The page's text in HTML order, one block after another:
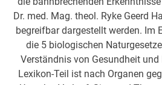
Dr. med. Mag. theol. Ryke Geerd
begreifbar dargestellt werden. Im
die 5 biologischen
Verständnis von Gesundheit
Lexikon-Teil ist nach Organen